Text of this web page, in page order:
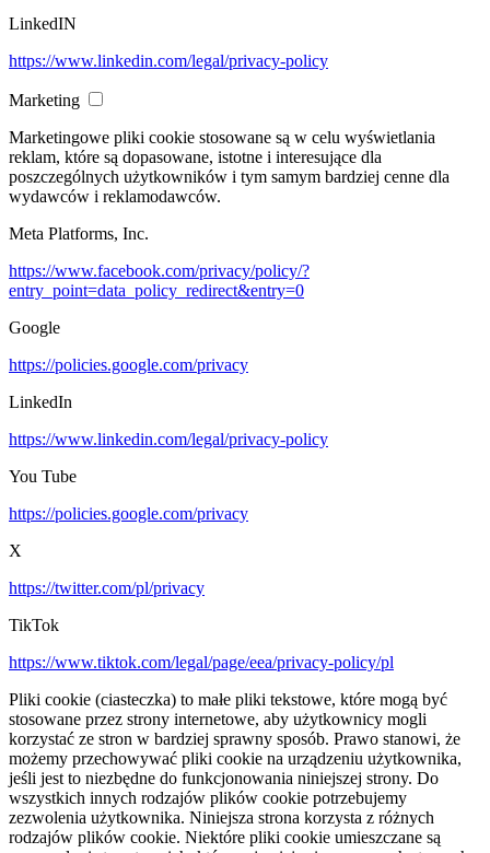
LinkedIN
https://www.linkedin.com/legal/privacy-policy
Marketing
Marketingowe pliki cookie stosowane są w celu wyświetlania
reklam, które są dopasowane, istotne i interesujące dla
poszczególnych użytkowników i tym samym bardziej cenne dla
wydawców i reklamodawców.
Meta Platforms, Inc.
https://www.facebook.com/privacy/policy/?
entry_point=data_policy_redirect&entry=0
Google
https://policies.google.com/privacy
LinkedIn
https://www.linkedin.com/legal/privacy-policy
You Tube
https://policies.google.com/privacy
X
https://twitter.com/pl/privacy
TikTok
https://www.tiktok.com/legal/page/eea/privacy-policy/pl
Pliki cookie (ciasteczka) to małe pliki tekstowe, które mogą być
stosowane przez strony internetowe, aby użytkownicy mogli
korzystać ze stron w bardziej sprawny sposób. Prawo stanowi, że
możemy przechowywać pliki cookie na urządzeniu użytkownika,
jeśli jest to niezbędne do funkcjonowania niniejszej strony. Do
wszystkich innych rodzajów plików cookie potrzebujemy
zezwolenia użytkownika. Niniejsza strona korzysta z różnych
rodzajów plików cookie. Niektóre pliki cookie umieszczane są